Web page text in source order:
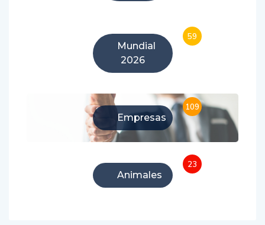
Mundial
2026
59
Empresas
109
Animales
23